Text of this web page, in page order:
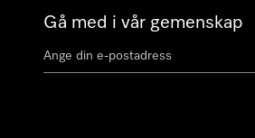
Gå med i vår gemenskap